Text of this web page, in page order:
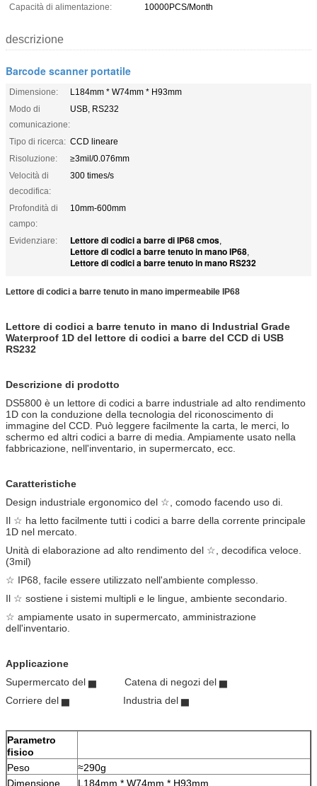
Capacità di alimentazione:
10000PCS/Month
descrizione
Barcode scanner portatile
Dimensione:
L184mm * W74mm * H93mm
Modo di
comunicazione:
USB, RS232
Tipo di ricerca: CCD lineare
Risoluzione:
≥3mil/0.076mm
Velocità di
decodifica:
300 times/s
Profondità di
campo:
10mm-600mm
Evidenziare: Lettore di codici a barre di IP68 cmos,
Lettore di codici a barre tenuto in mano IP68,
Lettore di codici a barre tenuto in mano RS232
Lettore di codici a barre tenuto in mano impermeabile IP68
Lettore di codici a barre tenuto in mano di Industrial Grade
Waterproof 1D del lettore di codici a barre del CCD di USB
RS232
Descrizione di prodotto
DS5800 è un lettore di codici a barre industriale ad alto rendimento
1D con la conduzione della tecnologia del riconoscimento di
immagine del CCD. Può leggere facilmente la carta, le merci, lo
schermo ed altri codici a barre di media. Ampiamente usato nella
fabbricazione, nell'inventario, in supermercato, ecc.
Caratteristiche
Design industriale ergonomico del ☆, comodo facendo uso di.
Il ☆ ha letto facilmente tutti i codici a barre della corrente principale
1D nel mercato.
Unità di elaborazione ad alto rendimento del ☆, decodifica veloce.
(3mil)
☆ IP68, facile essere utilizzato nell'ambiente complesso.
Il ☆ sostiene i sistemi multipli e le lingue, ambiente secondario.
☆ ampiamente usato in supermercato, amministrazione
dell'inventario.
Applicazione
Supermercato del ▅ Catena di negozi del ▅
Corriere del ▅ Industria del ▅
Parametro
fisico
Peso
≈290g
Dimensione
L184mm * W74mm * H93mm